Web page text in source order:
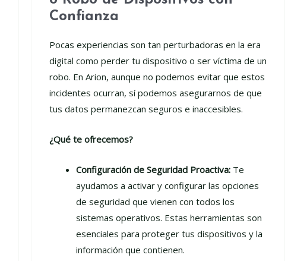
Confianza
Pocas experiencias son tan perturbadoras en la era
digital como perder tu dispositivo o ser víctima de un
robo. En Arion, aunque no podemos evitar que estos
incidentes ocurran, sí podemos asegurarnos de que
tus datos permanezcan seguros e inaccesibles.
¿Qué te ofrecemos?
Configuración de Seguridad Proactiva: Te
ayudamos a activar y configurar las opciones
de seguridad que vienen con todos los
sistemas operativos. Estas herramientas son
esenciales para proteger tus dispositivos y la
información que contienen.